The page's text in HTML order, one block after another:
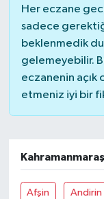
Her eczane
sadece
beklenmedik
gelemeyebilir.
eczanenin açık
etmeniz iyi bir
Afşin Andirin